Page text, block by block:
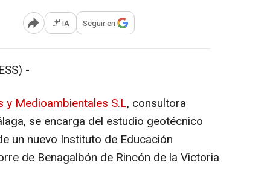
Abrir opciones para compartir
IA Seguir en
-
y Medioambientales S.L, consultora
se encarga del estudio geotécnico
un nuevo Instituto de Educación
de Benagalbón de Rincón de la Victoria